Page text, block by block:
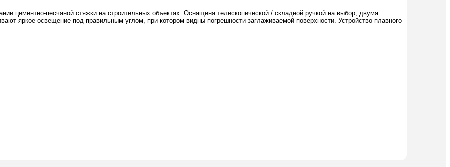
цементно-песчаной стяжки на строительных объектах. Оснащена телескопической / складной ручкой на выбор, двумя
яркое освещение под правильным углом, при котором видны погрешности заглаживаемой поверхности. Устройство плавного